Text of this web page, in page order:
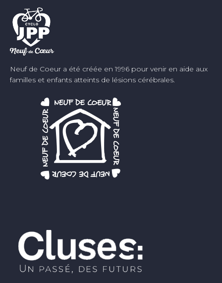
Neuf de Coeur a été créée en 1996 pour venir en aide aux
familles et enfants atteints de lésions cérébrales.